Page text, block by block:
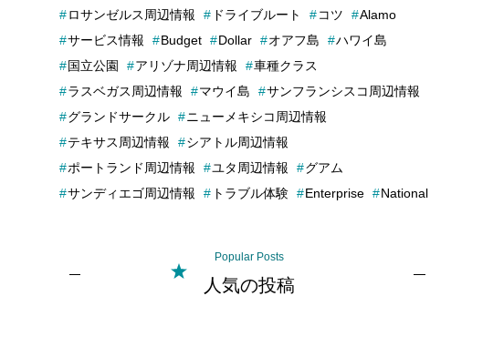
ロサンゼルス周辺情報
ドライブルート コツ
Alamo
サービス情報
Budget Dollar オアフ島
ハワイ島
国立公園
アリゾナ周辺情報
車種クラス
ラスベガス周辺情報
マウイ島
サンフランシスコ周辺情報
グランドサークル
ニューメキシコ周辺情報
テキサス周辺情報
シアトル周辺情報
ポートランド周辺情報
ユタ周辺情報
グアム
サンディエゴ周辺情報
トラブル体験 Enterprise National
Popular Posts
人気の投稿